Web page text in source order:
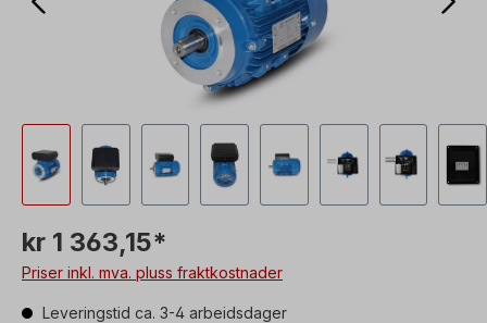
kr 1 363,15*
Priser inkl. mva. pluss fraktkostnader
Leveringstid ca. 3-4 arbeidsdager